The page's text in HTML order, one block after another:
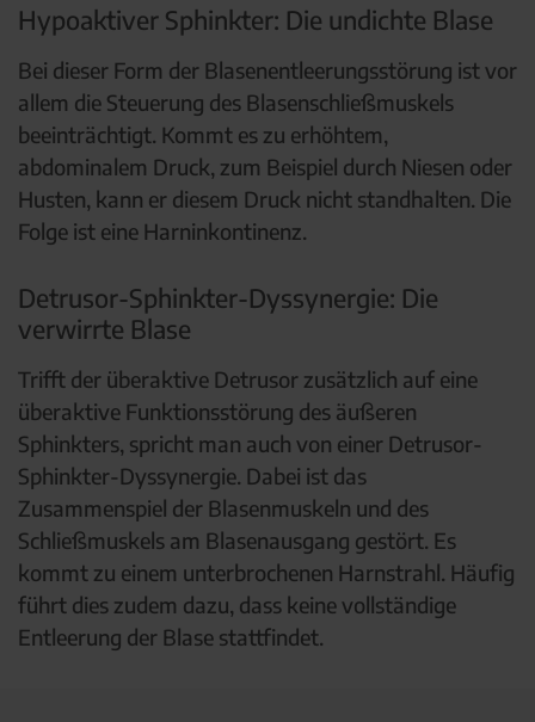
Hypoaktiver Sphinkter: Die undichte Blase
Bei dieser Form der Blasenentleerungsstörung ist vor
allem die Steuerung des Blasenschließmuskels
beeinträchtigt. Kommt es zu erhöhtem,
abdominalem Druck, zum Beispiel durch Niesen oder
Husten, kann er diesem Druck nicht standhalten. Die
Folge ist eine Harninkontinenz.
Detrusor-Sphinkter-Dyssynergie: Die
verwirrte Blase
Trifft der überaktive Detrusor zusätzlich auf eine
überaktive Funktionsstörung des äußeren
Sphinkters, spricht man auch von einer Detrusor-
Sphinkter-Dyssynergie. Dabei ist das
Zusammenspiel der Blasenmuskeln und des
Schließmuskels am Blasenausgang gestört. Es
kommt zu einem unterbrochenen Harnstrahl. Häufig
führt dies zudem dazu, dass keine vollständige
Entleerung der Blase stattfindet.